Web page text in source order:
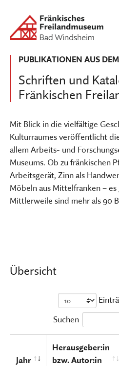
SUCHEN
Schriften und
Fränkischen
PUBLIKATIONEN AUS
Mit Blick in die vielfältige
Kulturraumes veröffentlicht
allem Arbeits- und
Museums. Ob zu fränkischen
Arbeitsgerät, Zinn als
Möbeln aus Mittelfranken –
Mittlerweile sind mehr als 90
Übersicht
Suchen
Jahr
Herausgeber:in
bzw. Autor:in